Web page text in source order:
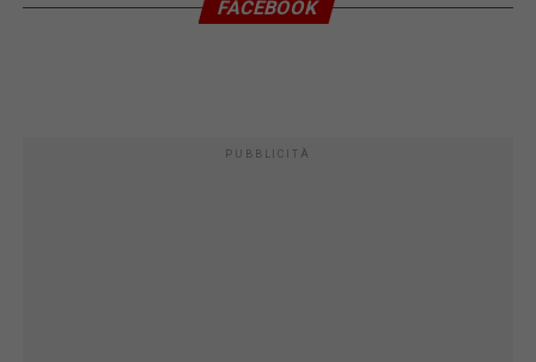
FACEBOOK
PUBBLICITÀ